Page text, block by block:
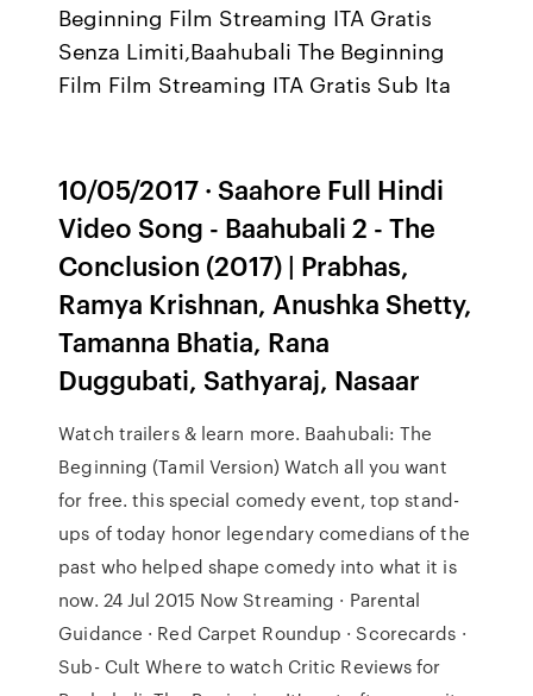
Beginning Film Streaming ITA Gratis
Senza Limiti,Baahubali The Beginning
Film Film Streaming ITA Gratis Sub Ita
10/05/2017 · Saahore Full Hindi
Video Song - Baahubali 2 - The
Conclusion (2017) | Prabhas,
Ramya Krishnan, Anushka Shetty,
Tamanna Bhatia, Rana
Duggubati, Sathyaraj, Nasaar
Watch trailers & learn more. Baahubali: The
Beginning (Tamil Version) Watch all you want
for free. this special comedy event, top stand-
ups of today honor legendary comedians of the
past who helped shape comedy into what it is
now. 24 Jul 2015 Now Streaming · Parental
Guidance · Red Carpet Roundup · Scorecards ·
Sub- Cult Where to watch Critic Reviews for